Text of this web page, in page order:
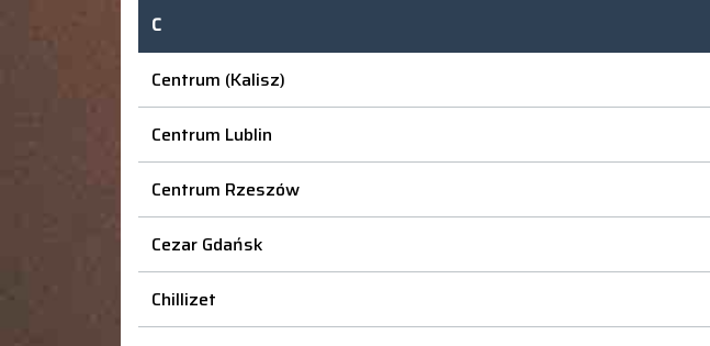
C
Centrum (Kalisz)
Centrum Lublin
Centrum Rzeszów
Cezar Gdańsk
Chillizet